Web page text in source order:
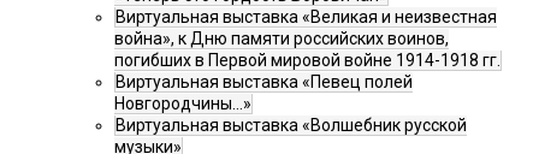
Виртуальная выставка «Великая и неизвестная
война», к Дню памяти российских воинов,
погибших в Первой мировой войне 1914-1918 гг.
Виртуальная выставка «Певец полей
Новгородчины…»
Виртуальная выставка «Волшебник русской
музыки»